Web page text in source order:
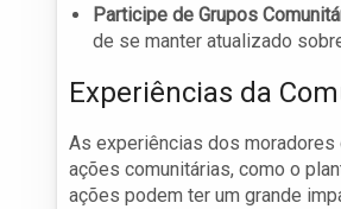
Participe de Grupos
de se manter atualizado
Experiências da
As experiências dos
ações comunitárias, como o
ações podem ter um grande